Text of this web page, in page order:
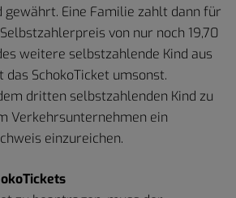
gewährt. Eine Familie zahlt dann für
von nur noch 19,70
weitere selbstzahlende Kind aus
SchokoTicket umsonst.
dritten selbstzahlenden Kind zu
Verkehrsunternehmen ein
einzureichen.